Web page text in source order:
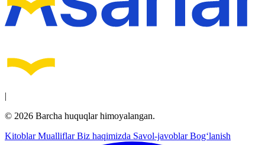
|
© 2026 Barcha huquqlar himoyalangan.
KitoblarMualliflarBiz haqimizda Savol-javoblarBog‘lanish